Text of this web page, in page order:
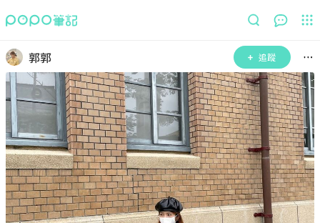
郭郭 追蹤